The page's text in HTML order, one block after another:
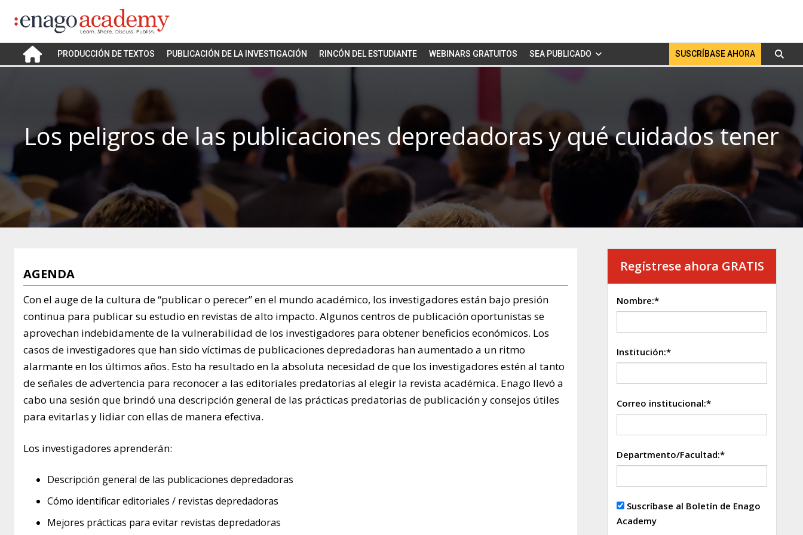
PRODUCCIÓN DE TEXTOS PUBLICACIÓN DE LA INVESTIGACIÓN RINCÓN DEL ESTUDIANTE SUSCRÍBASE AHORA
WEBINARS GRATUITOS SEA PUBLICADO
Los peligros de las publicaciones depredadoras y qué cuidados tener
AGENDA
Con el auge de la cultura de “publicar o perecer” en el mundo académico, los investigadores están bajo presión
continua para publicar su estudio en revistas de alto impacto. Algunos centros de publicación oportunistas se
aprovechan indebidamente de la vulnerabilidad de los investigadores para obtener beneficios económicos. Los
casos de investigadores que han sido víctimas de publicaciones depredadoras han aumentado a un ritmo
alarmante en los últimos años. Esto ha resultado en la absoluta necesidad de que los investigadores estén al tanto
de señales de advertencia para reconocer a las editoriales predatorias al elegir la revista académica. Enago llevó a
cabo una sesión que brindó una descripción general de las prácticas predatorias de publicación y consejos útiles
para evitarlas y lidiar con ellas de manera efectiva.
Los investigadores aprenderán:
Descripción general de las publicaciones depredadoras
Cómo identificar editoriales / revistas depredadoras
Mejores prácticas para evitar revistas depredadoras
Regístrese ahora GRATIS
Nombre:*
Institución:*
Correo institucional:*
Departmento/Facultad:*
Suscríbase al Boletín de Enago
Academy